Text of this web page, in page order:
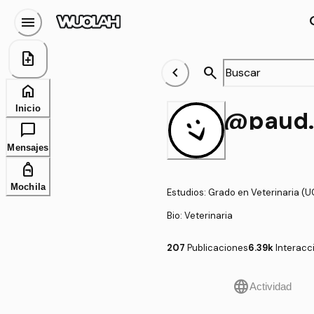
chevron_left search
Estudios: Grado en Veterinaria
Bio: Veterinaria
207 Publicaciones6.39k
languageActividad
menu
note_add
home
Inicio
chat_bubble
Mensajes
personal_bag
Mochila